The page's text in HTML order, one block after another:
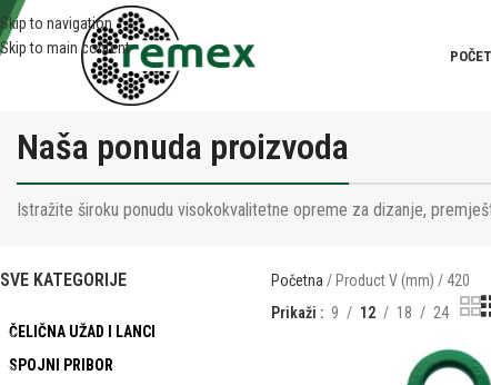
Skip to navigation
Skip to main content
Naša ponuda proizvoda
Istražite široku ponudu visokokvalitetne opreme za dizanje,
SVE KATEGORIJE
ČELIČNA UŽAD I LANCI
SPOJNI PRIBOR
Početna Product V (mm) 420
Prikaži
9 12 18 24